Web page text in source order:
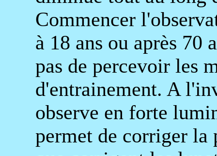
Commencer
à 18 ans ou après 70
pas de percevoir les
d'entrainement. A
observe en forte
permet de corriger la